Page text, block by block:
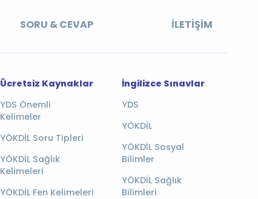
SORU & CEVAP İLETIŞIM
Ücretsiz Kaynaklar
YDS Önemli
Kelimeler
YÖKDİL Soru Tipleri
YÖKDİL Sağlık
Kelimeleri
YÖKDİL Fen Kelimeleri
İngilizce Sınavlar
YDS
YÖKDİL
YÖKDİL Sosyal
Bilimler
YÖKDİL Sağlık
Bilimleri